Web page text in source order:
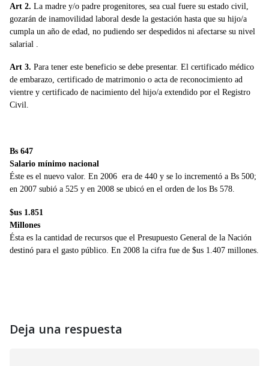
Art 2. La madre y/o padre progenitores, sea cual fuere su estado civil,
gozarán de inamovilidad laboral desde la gestación hasta que su hijo/a
cumpla un año de edad, no pudiendo ser despedidos ni afectarse su nivel
salarial .
Art 3. Para tener este beneficio se debe presentar. El certificado médico
de embarazo, certificado de matrimonio o acta de reconocimiento ad
vientre y certificado de nacimiento del hijo/a extendido por el Registro
Civil.
Bs 647
Salario mínimo nacional
Éste es el nuevo valor. En 2006 era de 440 y se lo incrementó a Bs 500;
en 2007 subió a 525 y en 2008 se ubicó en el orden de los Bs 578.
$us 1.851
Millones
Ésta es la cantidad de recursos que el Presupuesto General de la Nación
destinó para el gasto público. En 2008 la cifra fue de $us 1.407 millones.
Deja una respuesta